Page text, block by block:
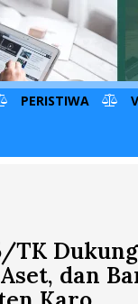
PERISTIWA
TK
dan